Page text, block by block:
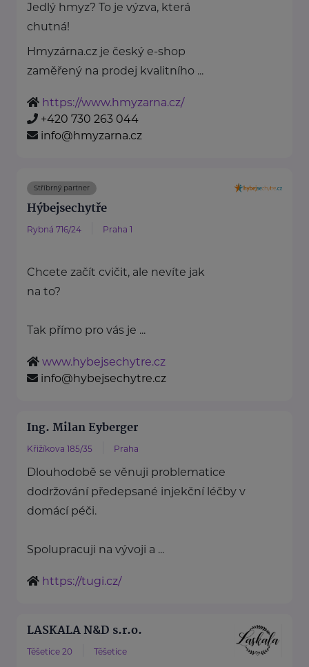
Jedlý hmyz? To je výzva, která
chutná!
Hmyzárna.cz je český e-shop
zaměřený na prodej kvalitního ...
https://www.hmyzarna.cz/
+420 730 263 044
info@hmyzarna.cz
Stříbrný partner
Hýbejsechytře
Rybná 716/24 Praha 1
Chcete začít cvičit, ale nevíte jak
na to?
Tak přímo pro vás je ...
www.hybejsechytre.cz
info@hybejsechytre.cz
Ing. Milan Eyberger
Křižíkova 185/35 Praha
Dlouhodobě se věnuji problematice
dodržování předepsané injekční léčby v
domácí péči.
Spolupracuji na vývoji a ...
https://tugi.cz/
LASKALA N&D s.r.o.
Těšetice 20 Těšetice